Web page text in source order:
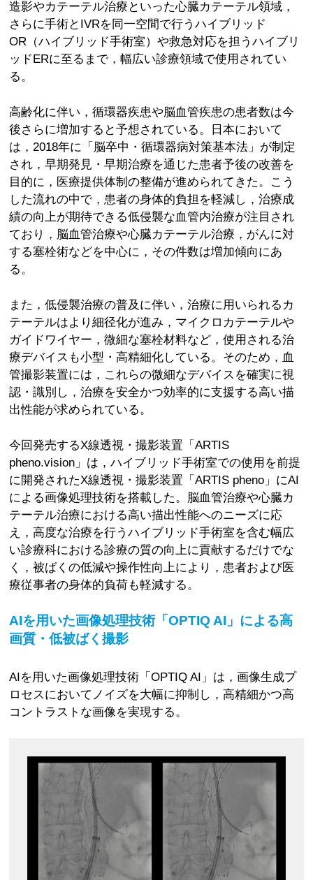
造影やカテーテル治療といった心臓カテーテル領域，
さらに手術とIVRを同一空間で行うハイブリッド
OR（ハイブリッド手術室）や救急対応を担うハイブリ
ッドERに至るまで，幅広い診療領域で使用されてい
る。
高齢化に伴い，循環器疾患や脳血管疾患の患者数は今
後さらに増加すると予想されている。日本において
は，2018年に「脳卒中・循環器病対策基本法」が制定
され，早期発見・早期治療を通じた患者予後の改善を
目的に，医療提供体制の整備が進められてきた。こう
した流れの中で，患者の身体的負担を軽減し，治療成
績の向上が期待できる低侵襲な血管内治療が注目され
ており，脳血管治療や心臓カテーテル治療，がんに対
する塞栓術などを中心に，その件数は増加傾向にあ
る。
また，低侵襲治療の普及に伴い，治療に用いられるカ
テーテルはより細径化が進み，マイクロカテーテルや
ガイドワイヤー，微細な塞栓材料など，使用される治
療デバイスも小型・高精細化している。そのため，血
管撮影装置には，これらの微細なデバイスを確実に視
認・識別し，治療を安全かつ効率的に支援する高い描
出性能が求められている。
今回発売するX線透視・撮影装置「ARTIS
pheno.vision」は，ハイブリッド手術室での使用を前提
に開発されたX線透視・撮影装置「ARTIS pheno」にAI
による画像処理技術を搭載した。脳血管治療や心臓カ
テーテル治療における高い描出性能へのニーズに応
え，高度な治療を行うハイブリッド手術室を含む幅広
い診療科における診療の質の向上に貢献するだけでな
く，被ばくの低減や操作性向上により，患者および医
療従事者の身体的負荷も軽減する。
AIを用いた画像処理技術「OPTIQ AI」による高
画質・低被ばく撮影
AIを用いた画像処理技術「OPTIQ AI」は，画像生成プ
ロセスにおいてノイズを大幅に抑制し，高精細かつ高
コントラストな画像を実現する。